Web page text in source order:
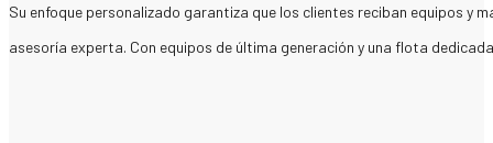
Su enfoque personalizado garantiza que los clientes reciban equipos
asesoría experta. Con equipos de última generación y una flota